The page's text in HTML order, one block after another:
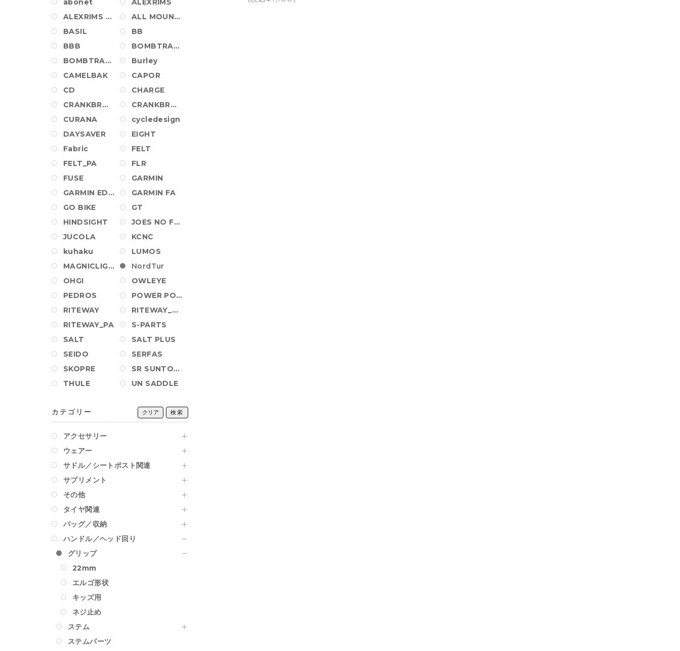
abonet
ALEXRIMS
ALEXRIMS WHEEL
ALL MOUNTAIN STYLE
BASIL
BB
BBB
BOMBTRACK
BOMBTRACK_PA
Burley
CAMELBAK
CAPOR
CD
CHARGE
CRANKBROTHERS
CRANKBROTHERS SHOES
CURANA
cycledesign
DAYSAVER
EIGHT
Fabric
FELT
FELT_PA
FLR
FUSE
GARMIN
GARMIN EDGE
GARMIN FA
GO BIKE
GT
HINDSIGHT
JOES NO FLATS
JUCOLA
KCNC
kuhaku
LUMOS
MAGNICLIGHT
NordTur
OHGI
OWLEYE
PEDROS
POWER POSITION BALL
RITEWAY
RITEWAY_AM_PA
RITEWAY_PA
S-PARTS
SALT
SALT PLUS
SEIDO
SERFAS
SKOPRE
SR SUNTOUR
THULE
UN SADDLE
カテゴリー クリア 検索
アクセサリー
ウェアー
サドル／シートポスト関連
サプリメント
その他
タイヤ関連
バッグ／収納
ハンドル／ヘッド回り
グリップ
22mm
エルゴ形状
キッズ用
ネジ止め
ステム
ステムパーツ